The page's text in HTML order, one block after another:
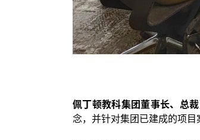
佩丁顿教科集团董事长、总
念，并针对集团已建成的项目